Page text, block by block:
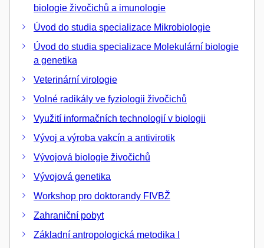
biologie živočichů a imunologie
Úvod do studia specializace Mikrobiologie
Úvod do studia specializace Molekulární biologie
a genetika
Veterinární virologie
Volné radikály ve fyziologii živočichů
Využití informačních technologií v biologii
Vývoj a výroba vakcín a antivirotik
Vývojová biologie živočichů
Vývojová genetika
Workshop pro doktorandy FIVBŽ
Zahraniční pobyt
Základní antropologická metodika I